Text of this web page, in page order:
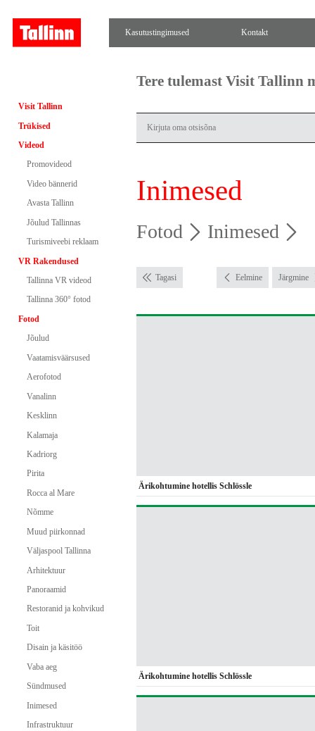
Kasutustingimused Kontakt
Visit Tallinn
Trükised
Videod
Promovideod
Video bännerid
Avasta Tallinn
Jõulud Tallinnas
Turismiveebi reklaam
VR Rakendused
Tallinna VR videod
Tallinna 360° fotod
Fotod
Jõulud
Vaatamisväärsused
Aerofotod
Vanalinn
Kesklinn
Kalamaja
Kadriorg
Pirita
Rocca al Mare
Nõmme
Muud piirkonnad
Väljaspool Tallinna
Arhitektuur
Panoraamid
Restoranid ja kohvikud
Toit
Disain ja käsitöö
Vaba aeg
Sündmused
Inimesed
Infrastruktuur
Tere tulemast Visit Tallinn
Inimesed
Fotod Inimesed
Tagasi Eelmine Järgmine
Ärikohtumine hotellis Schlössle
Ärikohtumine hotellis Schlössle